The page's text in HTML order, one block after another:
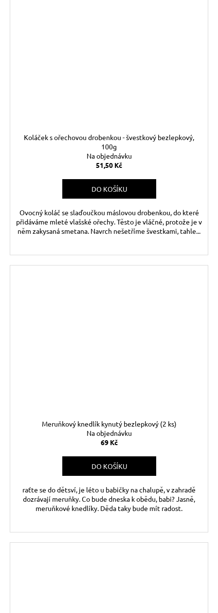
Koláček s ořechovou drobenkou - švestkový bezlepkový,
100g
Na objednávku
51,50 Kč
DO KOŠÍKU
Ovocný koláč se slaďoučkou máslovou drobenkou, do které
přidáváme mleté vlašské ořechy. Těsto je vláčné, protože je v
něm zakysaná smetana. Navrch nešetříme švestkami, tahle...
Meruňkový knedlík kynutý bezlepkový (2 ks)
Na objednávku
69 Kč
DO KOŠÍKU
raťte se do dětsví, je léto u babičky na chalupě, v zahradě
dozrávají meruňky. Co bude dneska k obědu, babi? Jasně,
meruňkové knedlíky. Děda taky bude mít radost.